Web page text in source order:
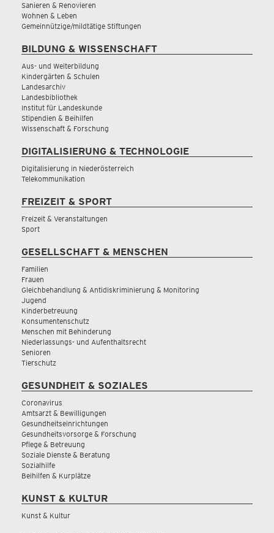
Sanieren & Renovieren
Wohnen & Leben
Gemeinnützige/mildtätige Stiftungen
BILDUNG & WISSENSCHAFT
Aus- und Weiterbildung
Kindergärten & Schulen
Landesarchiv
Landesbibliothek
Institut für Landeskunde
Stipendien & Beihilfen
Wissenschaft & Forschung
DIGITALISIERUNG & TECHNOLOGIE
Digitalisierung in Niederösterreich
Telekommunikation
FREIZEIT & SPORT
Freizeit & Veranstaltungen
Sport
GESELLSCHAFT & MENSCHEN
Familien
Frauen
Gleichbehandlung & Antidiskriminierung & Monitoring
Jugend
Kinderbetreuung
Konsumentenschutz
Menschen mit Behinderung
Niederlassungs- und Aufenthaltsrecht
Senioren
Tierschutz
GESUNDHEIT & SOZIALES
Coronavirus
Amtsarzt & Bewilligungen
Gesundheitseinrichtungen
Gesundheitsvorsorge & Forschung
Pflege & Betreuung
Soziale Dienste & Beratung
Sozialhilfe
Beihilfen & Kurplätze
KUNST & KULTUR
Kunst & Kultur